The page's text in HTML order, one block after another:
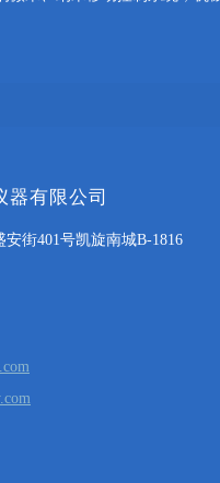
器有限公司
安街401号凯旋南城B-1816